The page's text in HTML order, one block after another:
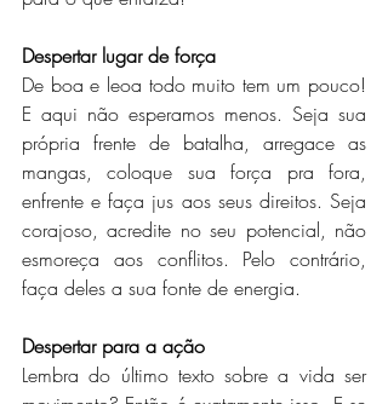
Despertar lugar de força
De boa e leoa todo muito tem um pouco!
E aqui não esperamos menos. Seja sua
própria frente de batalha, arregace as
mangas, coloque sua força pra fora,
enfrente e faça jus aos seus direitos. Seja
corajoso, acredite no seu potencial, não
esmoreça aos conflitos. Pelo contrário,
faça deles a sua fonte de energia.
Despertar para a ação
Lembra do último texto sobre a vida ser